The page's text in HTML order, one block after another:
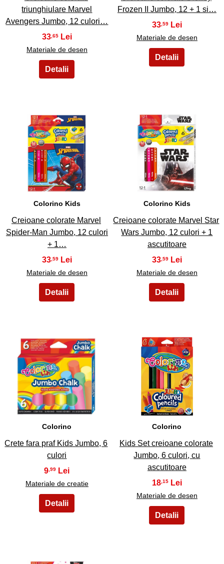
triunghiulare Marvel
Avengers Jumbo, 12 culori…
33,65
Materiale de desen
Frozen II Jumbo, 12 + 1 si…
33,59
Materiale de desen
9
Colorino Kids
Creioane colorate Marvel
Spider-Man Jumbo, 12 culori
+ 1…
33 ,59
Materiale de desen
10
Colorino Kids
Creioane colorate Marvel Star
Wars Jumbo, 12 culori + 1
ascutitoare
33 ,59
Materiale de desen
11
Colorino
Crete fara praf Kids Jumbo, 6
culori
9,99
Materiale de creatie
Colorino
Kids Set creioane colorate
Jumbo, 6 culori, cu
ascutitoare
18,15
Materiale de desen